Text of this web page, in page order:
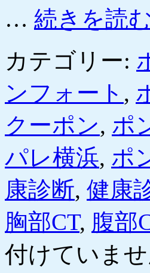
… 続きを読む
カテゴリー:
ンフォート ,
クーポン, ポ
パレ横浜, ポ
康診断, 健康
胸部CT, 腹部
付けていま